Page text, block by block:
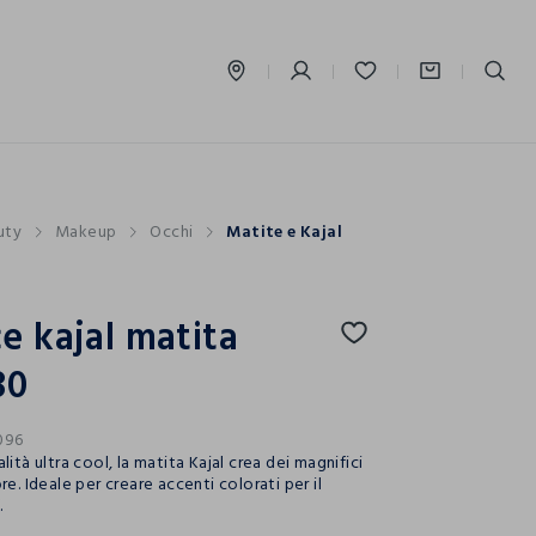
Makeup Occhi Matite e Kajal
kajal matita
ultra cool, la matita Kajal crea dei magnifici
Ideale per creare accenti colorati per il